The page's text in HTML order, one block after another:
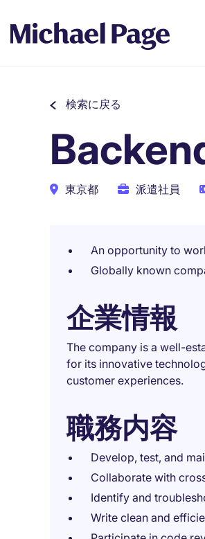
検索に戻る
東京都 派遣社員
An opportunity to
Globally known
企業情報
The company is a well-
for its innovative
customer experiences.
職務内容
Develop, test, and
Collaborate with
Identify and
Write clean and